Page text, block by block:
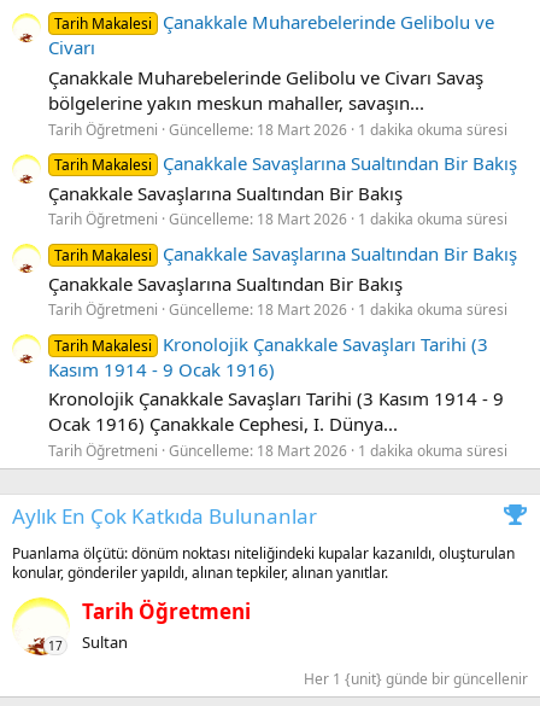
Tarih Makalesi
Çanakkale Muharebelerinde Gelibolu ve
Civarı
Çanakkale Muharebelerinde Gelibolu ve Civarı Savaş
bölgelerine yakın meskun mahaller, savaşın...
Tarih Öğretmeni Güncelleme: 18 Mart 2026 1 dakika okuma süresi
Tarih Makalesi
Çanakkale Savaşlarına Sualtından Bir Bakış
Çanakkale Savaşlarına Sualtından Bir Bakış
Tarih Öğretmeni Güncelleme: 18 Mart 2026 1 dakika okuma süresi
Tarih Makalesi
Çanakkale Savaşlarına Sualtından Bir Bakış
Çanakkale Savaşlarına Sualtından Bir Bakış
Tarih Öğretmeni Güncelleme: 18 Mart 2026 1 dakika okuma süresi
Tarih Makalesi
Kronolojik Çanakkale Savaşları Tarihi (3
Kasım 1914 - 9 Ocak 1916)
Kronolojik Çanakkale Savaşları Tarihi (3 Kasım 1914 - 9
Ocak 1916) Çanakkale Cephesi, I. Dünya...
Tarih Öğretmeni Güncelleme: 18 Mart 2026 1 dakika okuma süresi
Aylık En Çok Katkıda Bulunanlar
Puanlama ölçütü: dönüm noktası niteliğindeki kupalar kazanıldı, oluşturulan
konular, gönderiler yapıldı, alınan tepkiler, alınan yanıtlar.
17
Tarih Öğretmeni
Sultan
Her 1 {unit} günde bir güncellenir